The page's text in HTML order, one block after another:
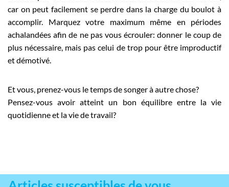
car on peut facilement se perdre dans la charge du boulot à
accomplir. Marquez votre maximum même en périodes
achalandées afin de ne pas vous écrouler: donner le coup de
plus nécessaire, mais pas celui de trop pour être improductif
et démotivé.
Et vous, prenez-vous le temps de songer à autre chose?
Pensez-vous avoir atteint un bon équilibre entre la vie
quotidienne et la vie de travail?